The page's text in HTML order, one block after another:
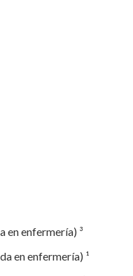
en enfermería) ³
en enfermería) ¹